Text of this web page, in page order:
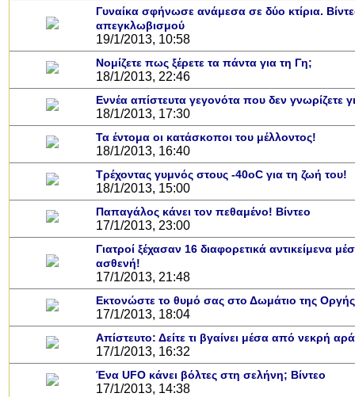
Γυναίκα σφήνωσε ανάμεσα σε δύο κτίρια.
απεγκλωβισμού
19/1/2013, 10:58
Νομίζετε πως ξέρετε τα πάντα για τη Γη;
18/1/2013, 22:46
Εννέα απίστευτα γεγονότα που δεν γνωρίζετε
18/1/2013, 17:30
Τα έντομα οι κατάσκοποι του μέλλοντος!
18/1/2013, 16:40
Τρέχοντας γυμνός στους -40οC για τη ζωή του!
18/1/2013, 15:00
Παπαγάλος κάνει τον πεθαμένο! Βίντεο
17/1/2013, 23:00
Γιατροί ξέχασαν 16 διαφορετικά αντικείμενα
ασθενή!
17/1/2013, 21:48
Εκτονώστε το θυμό σας στο Δωμάτιο της
17/1/2013, 18:04
Απίστευτο: Δείτε τι βγαίνει μέσα από νεκρή
17/1/2013, 16:32
Ένα UFO κάνει βόλτες στη σελήνη; Βίντεο
17/1/2013, 14:38
Ο αέρας του
τα
Ταξίδι στο
Διεθνής
Σταθμός: Ο
Μουσική από
Video:
καταιγίδα
Εντυπωσιακές
από
Abbey,
Υποθαλάσσιο
στην
Η νέα
Αθήνας από το
Ο Κομήτης
φωτίσει τη Γη
Συγκινητικό
λεοπάρδαλη
Alesund: Μια
Νορβηγία που
Η γάτα και το